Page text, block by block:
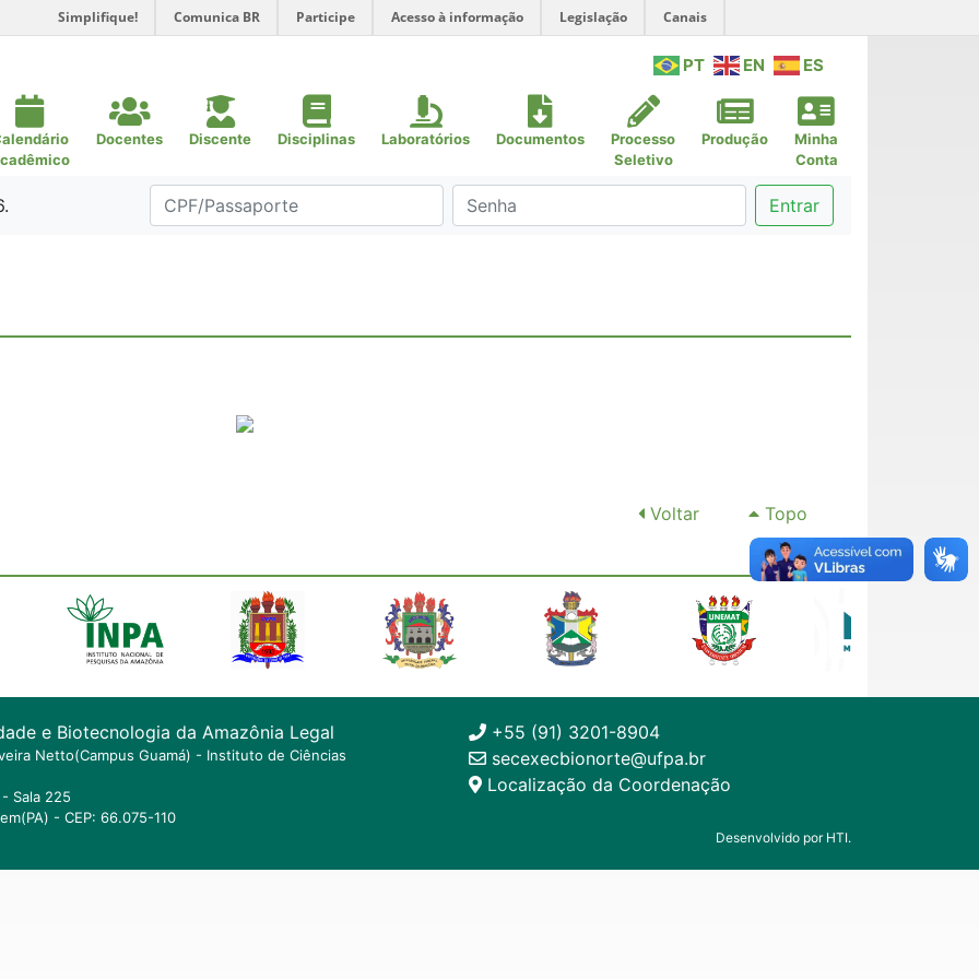
Simplifique! Comunica BR Participe Acesso à informação Legislação Canais
PT EN ES
Docentes Discente Disciplinas Laboratórios Documentos
Processo
Seletivo
Produção
Minha
Conta
Entrar
Voltar Topo
e Biotecnologia da Amazônia Legal
Netto(Campus Guamá) - Instituto de Ciências
Sala 225
- CEP: 66.075-110
+55 (91) 3201-8904
secexecbionorte@ufpa.br
Localização da Coordenação
Desenvolvido por HTI.